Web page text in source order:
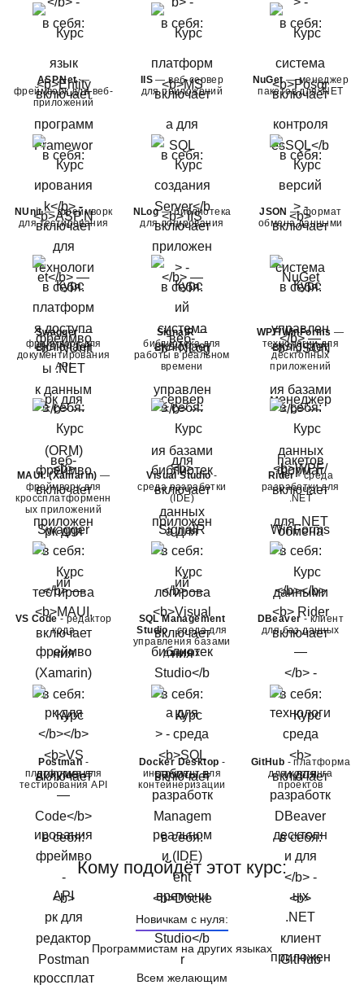
ASP.Net—
фреймворк для веб-
приложений
IIS— веб-сервер
для приложений
NuGet— менеджер
пакетов для .NET
NUnit— фреймворк
для тестирования
NLog— библиотека
для логирования
JSON— формат
обмена данными
Swagger—
фреймворк для
документирования
API
SignalR—
библиотека для
работы в реальном
времени
WPF/WinForms —
технологии для
десктопных
приложений
MAUI. (Xamarin) —
фреймворк для
кроссплатформенн
ых приложений
Visual Studio-
среда разработки
(IDE)
Rider- среда
разработки для
.NET
VS Code- редактор
кода
SQL Management
Studio- среда для
управления базами
данных
DBeaver - клиент
для баз данных
Postman -
платформа для
тестирования API
Docker Desktop -
инструмент для
контейнеризации
GitHub - платформа
для хостинга
проектов
Кому подойдёт этот курс:
Новичкам с нуля:
Программистам на других языках
Всем желающим